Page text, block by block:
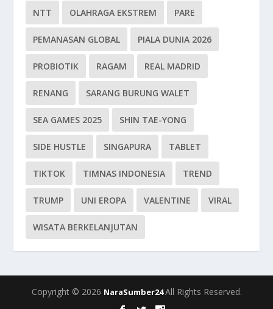
NTT OLAHRAGA EKSTREM PARE
PEMANASAN GLOBAL PIALA DUNIA 2026
PROBIOTIK RAGAM REAL MADRID
RENANG SARANG BURUNG WALET
SEA GAMES 2025 SHIN TAE-YONG
SIDE HUSTLE SINGAPURA TABLET
TIKTOK TIMNAS INDONESIA TREND
TRUMP UNI EROPA VALENTINE VIRAL
WISATA BERKELANJUTAN
Copyright © 2026 NaraSumber24All Rights Reserved.